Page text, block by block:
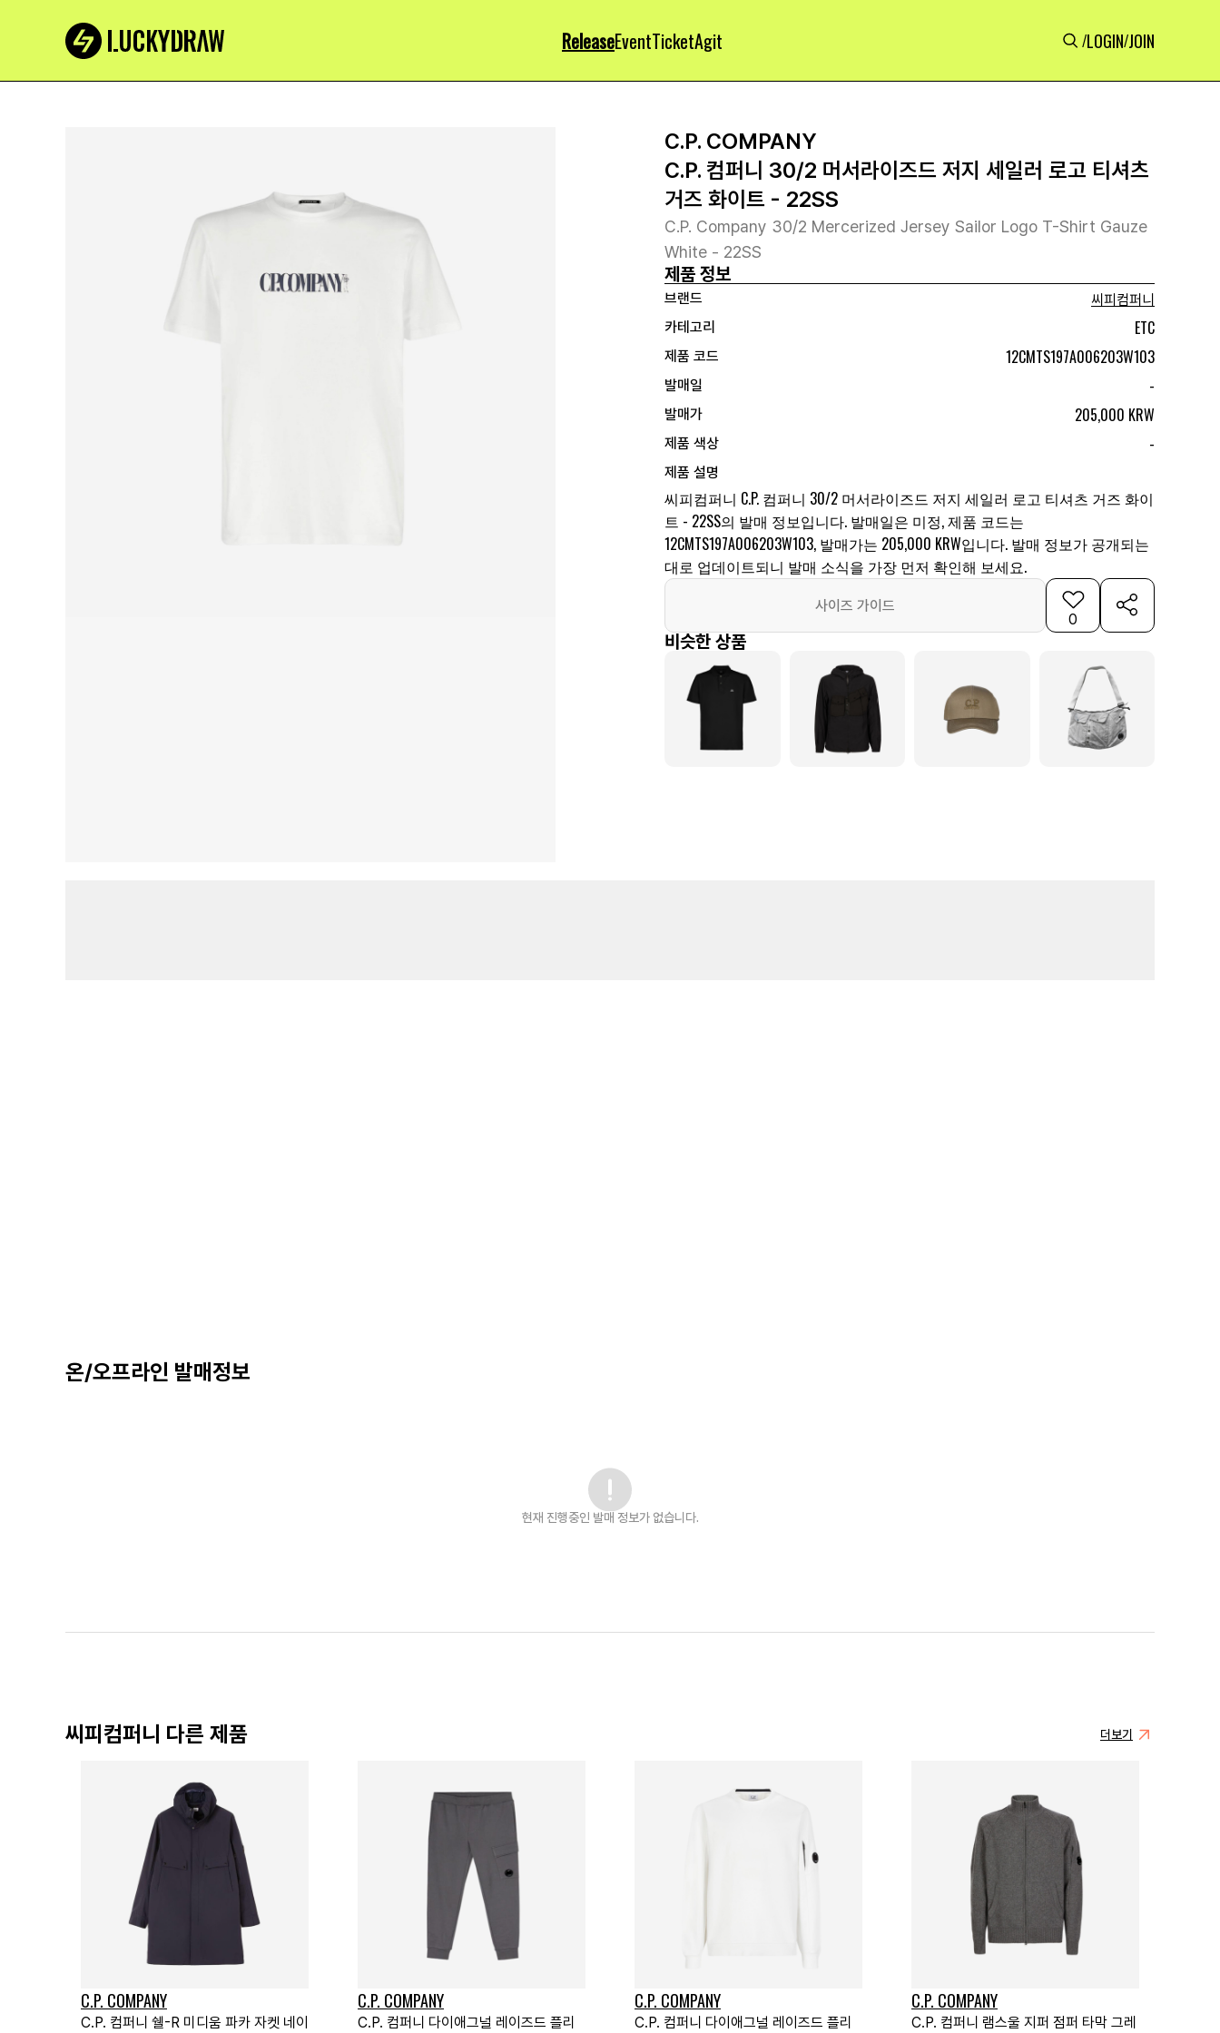
ReleaseEventTicketAgit /LOGIN/JOIN
C.P. COMPANY
C.P. 컴퍼니 30/2 머서라이즈드 저지 세일러 로고 티셔츠
거즈 화이트 - 22SS
C.P. Company 30/2 Mercerized Jersey Sailor Logo T-Shirt Gauze
White - 22SS
제품 정보
브랜드
씨피컴퍼니
카테고리
ETC
제품 코드 12CMTS197A006203W103
발매일 -
발매가 205,000 KRW
제품 색상 -
제품 설명
씨피컴퍼니 C.P. 컴퍼니 30/2 머서라이즈드 저지 세일러 로고 티셔츠 거즈 화이
트 - 22SS의 발매 정보입니다. 발매일은 미정, 제품 코드는
12CMTS197A006203W103, 발매가는 205,000 KRW입니다. 발매 정보가 공개되는
대로 업데이트되니 발매 소식을 가장 먼저 확인해 보세요.
사이즈 가이드
0
비슷한 상품
온/오프라인 발매정보
현재 진행중인 발매 정보가 없습니다.
씨피컴퍼니 다른 제품 더보기
C.P. COMPANY
C.P. 컴퍼니 쉘-R 미디움 파카 자켓 네이
C.P. COMPANY
C.P. 컴퍼니 다이애그널 레이즈드 플리
C.P. COMPANY
C.P. 컴퍼니 다이애그널 레이즈드 플리
C.P. COMPANY
C.P. 컴퍼니 램스울 지퍼 점퍼 타막 그레